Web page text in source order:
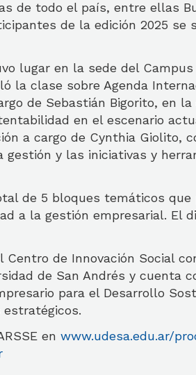
de todo el país, entre ellas
de la edición 2025 se
lugar en la sede del
la clase sobre Agenda
de Sebastián Bigorito, en
en el escenario
a cargo de Cynthia Giolito,
y las iniciativas y
de 5 bloques temáticos
a la gestión empresarial. El
Centro de Innovación Social
de San Andrés y cuenta
para el Desarrollo
estratégicos.
en www.udesa.edu.ar/